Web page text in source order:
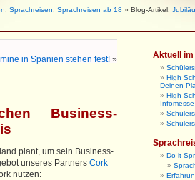
Sprachreisen Sprachreisen ab 18 » Blog-Artikel:
in Spanien stehen fest! »
Business-
plant, um sein Business-
unseres Partners Cork
nutzen:
Aktuell
High
Deinen
High
Infomesse
Do it